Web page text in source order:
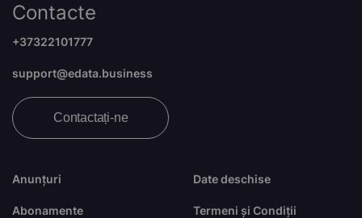
Anunțuri
Abonamente
Date deschise
Termeni și Condiții
Contacte
+37322101777
support@edata.business
Contactați-ne